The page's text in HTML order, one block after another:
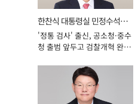
한찬식 대통령실 민정수석비
서관
'정통 검사' 출신, 공소청·중수
청 출범 앞두고 검찰개혁 완수